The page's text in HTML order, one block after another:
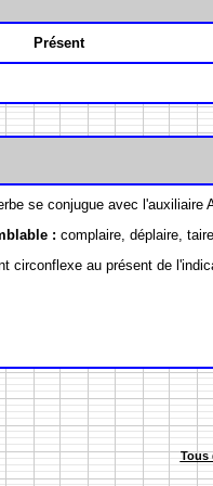
Présent
se conjugue avec l'auxiliaire
: complaire, déplaire,
circonflexe au présent de
Tous